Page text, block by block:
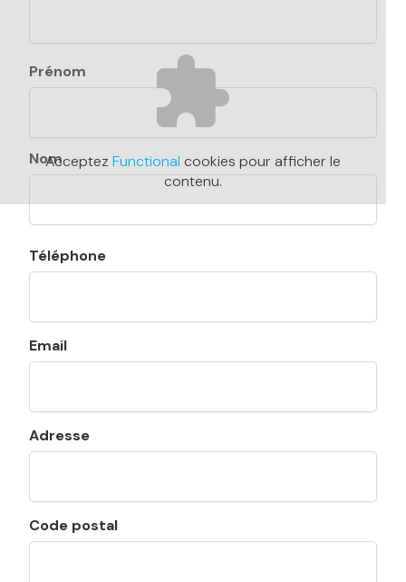
Acceptez Functional cookies pour afficher le
contenu.
Nom
Prénom
Nom
Téléphone
Email
Adresse
Code postal